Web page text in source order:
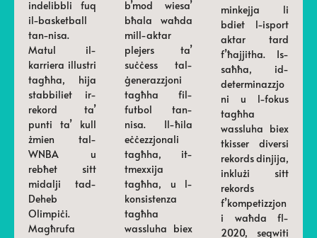
indelibbli fuq
il-basketball
tan-nisa.
Matul il-
karriera illustri
tagħha, hija
stabbiliet ir-
rekord ta’
punti ta’ kull
żmien tal-
WNBA u
rebħet sitt
midalji tad-
Deheb
Olimpiċi.
Magħrufa
b’mod wiesa’
bħala waħda
mill-aktar
plejers ta’
suċċess tal-
ġenerazzjoni
tagħha fil-
futbol tan-
nisa. Il-ħila
eċċezzjonali
tagħha, it-
tmexxija
tagħha, u l-
konsistenza
tagħha
wassluha biex
minkejja li
bdiet l-isport
aktar tard
f’ħajjitha. Is-
saħħa, id-
determinazzjo
ni u l-fokus
tagħha
wassluha biex
tkisser diversi
rekords dinjija,
inklużi sitt
rekords
f’kompetizzjon
i waħda fl-
2020, segwiti